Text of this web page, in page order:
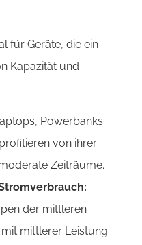
für Geräte, die ein
Kapazität und
Powerbanks
von ihrer
Zeiträume.
der mittleren
mittlerer Leistung